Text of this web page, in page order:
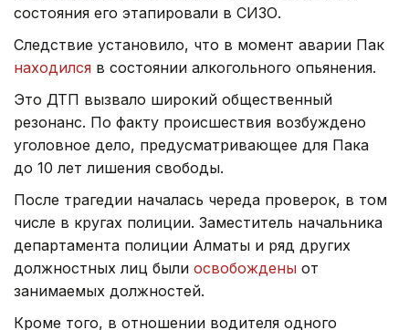
состояния его этапировали в СИЗО.
Следствие установило, что в момент аварии Пак
находился в состоянии алкогольного опьянения.
Это ДТП вызвало широкий общественный
резонанс. По факту происшествия возбуждено
уголовное дело, предусматривающее для Пака
до 10 лет лишения свободы.
После трагедии началась череда проверок, в том
числе в кругах полиции. Заместитель начальника
департамента полиции Алматы и ряд других
должностных лиц были освобождены от
занимаемых должностей.
Кроме того, в отношении водителя одного